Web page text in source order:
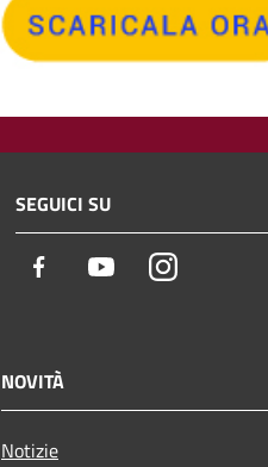
SEGUICI SU
Facebook YoutubeInstagram
NOVITÀ
Notizie